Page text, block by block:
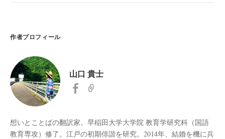
作者プロフィール
山口 貴士
想いとことばの翻訳家。早稲田大学大学院 教育学研究科（国語
教育専攻）修了。江戸の初期俳諧を研究。2014年、結婚を機に兵